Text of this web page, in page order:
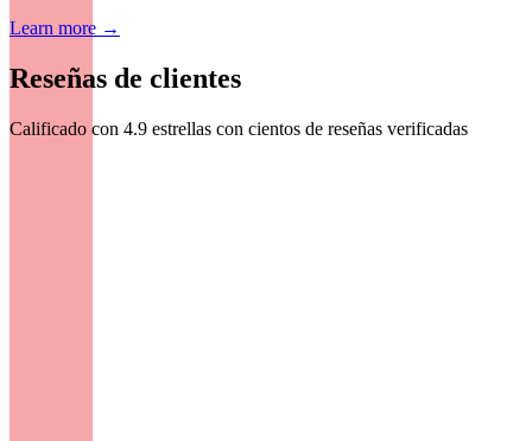
Learn more →
Reseñas de clientes
Calificado con 4.9 estrellas con cientos de reseñas verificadas